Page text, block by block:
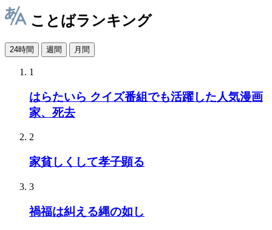
ことばランキング
24時間 週間 月間
1
はらたいら クイズ番組でも活躍した人気漫画
家、死去
2
家貧しくして孝子顕る
3
禍福は糾える縄の如し